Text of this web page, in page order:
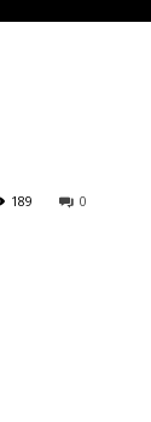
0
189